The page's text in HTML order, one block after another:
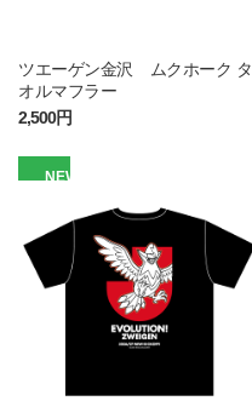
ツエーゲン金沢 ムクホーク タ
オルマフラー
2,500円
NEW